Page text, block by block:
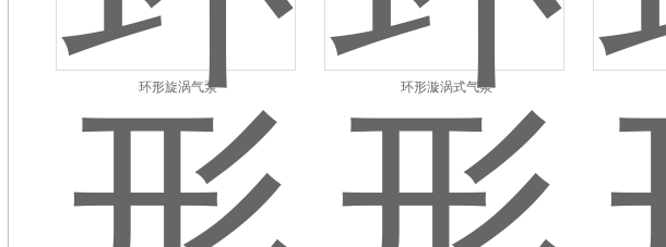
环形旋涡气泵 环形漩涡式气泵